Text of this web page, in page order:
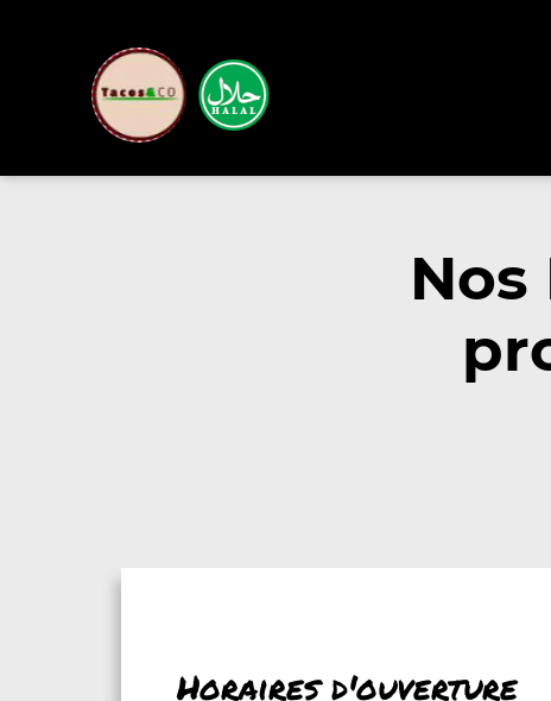
Horaires d'ouverture